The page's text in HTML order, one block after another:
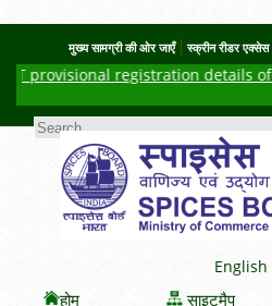
मुख्य सामग्री की ओर जाएँ स्क्रीन रीडर एक्सेस
provisional registration details of
SEARCH FORM
English
होम साइटमैप